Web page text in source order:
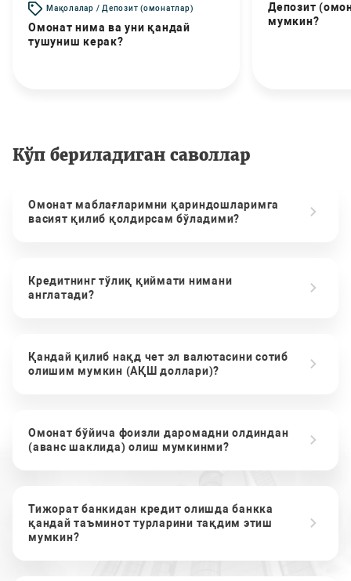
Мақолалар / Депозит (омонатлар)
Омонат нима ва уни қандай
тушуниш керак?
Депозит
мумкин?
Кўп бериладиган саволлар
Омонат маблағларимни қариндошларимга
васият қилиб қолдирсам бўладими?
Кредитнинг тўлиқ қиймати нимани
англатади?
Қандай қилиб нақд чет эл валютасини сотиб
олишим мумкин (АҚШ доллари)?
Омонат бўйича фоизли даромадни олдиндан
(аванс шаклида) олиш мумкинми?
Тижорат банкидан кредит олишда банкка
қандай таъминот турларини тақдим этиш
мумкин?